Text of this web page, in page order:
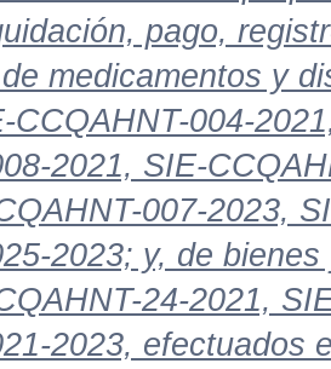
pago,
medicamentos y
CCQAHNT-004-
2021, SIE-
007-2023,
2023; y, de
24-2021,
2023, efectuados